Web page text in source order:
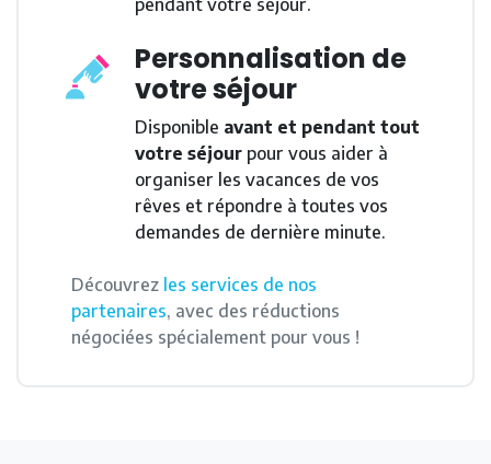
pendant votre séjour.
Personnalisation de
votre séjour
Disponible avant et pendant tout
votre séjour pour vous aider à
organiser les vacances de vos
rêves et répondre à toutes vos
demandes de dernière minute.
Découvrez les services de nos
partenaires, avec des réductions
négociées spécialement pour vous !